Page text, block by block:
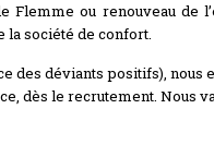
Flemme ou renouveau de
la société de confort.
des déviants positifs), nous
dès le recrutement. Nous